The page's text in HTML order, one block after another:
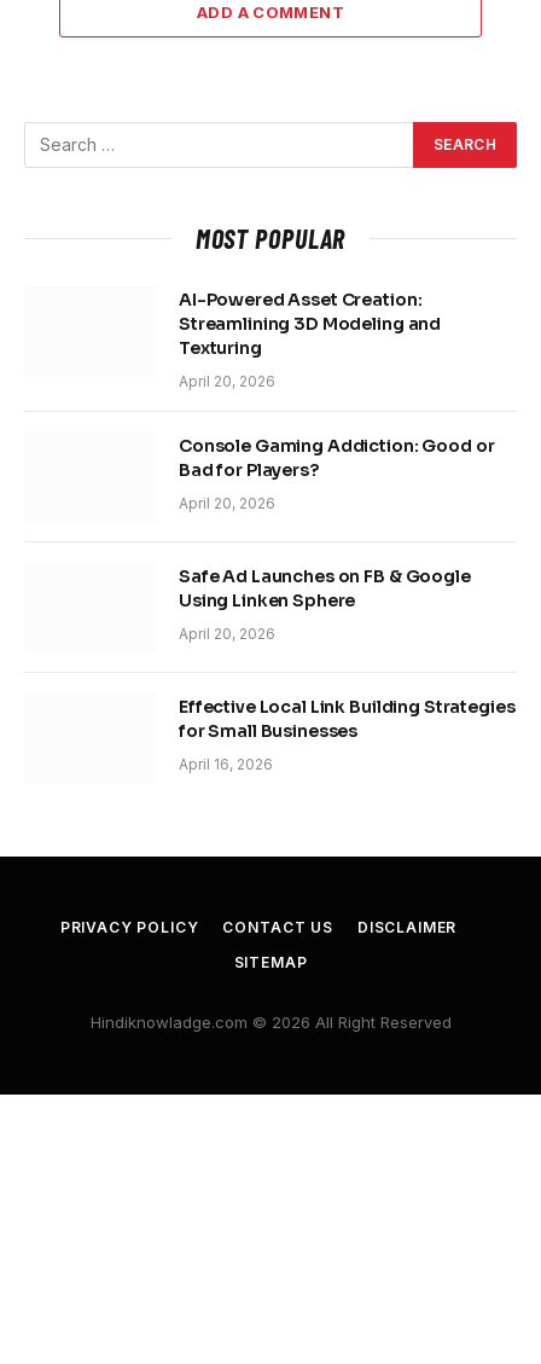
ADD A COMMENT
MOST POPULAR
AI-Powered Asset Creation:
Streamlining 3D Modeling and
Texturing
April 20, 2026
Console Gaming Addiction: Good or
Bad for Players?
April 20, 2026
Safe Ad Launches on FB & Google
Using Linken Sphere
April 20, 2026
Effective Local Link Building Strategies
for Small Businesses
April 16, 2026
PRIVACY POLICY CONTACT US
DISCLAIMER
SITEMAP
Hindiknowladge.com © 2026 All Right Reserved